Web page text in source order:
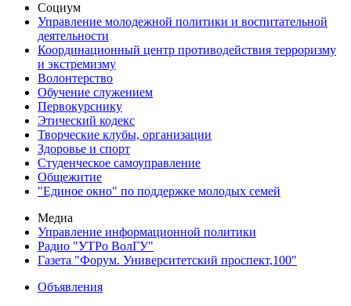
Социум
Управление молодежной политики и воспитательной
деятельности
Координационный центр противодействия терроризму
и экстремизму
Волонтерство
Обучение служением
Первокурснику
Этический кодекс
Творческие клубы, организации
Здоровье и спорт
Студенческое самоуправление
Общежитие
"Единое окно" по поддержке молодых семей
Медиа
Управление информационной политики
Радио "УТРо ВолГУ"
Газета "Форум. Университетский проспект,100"
Объявления